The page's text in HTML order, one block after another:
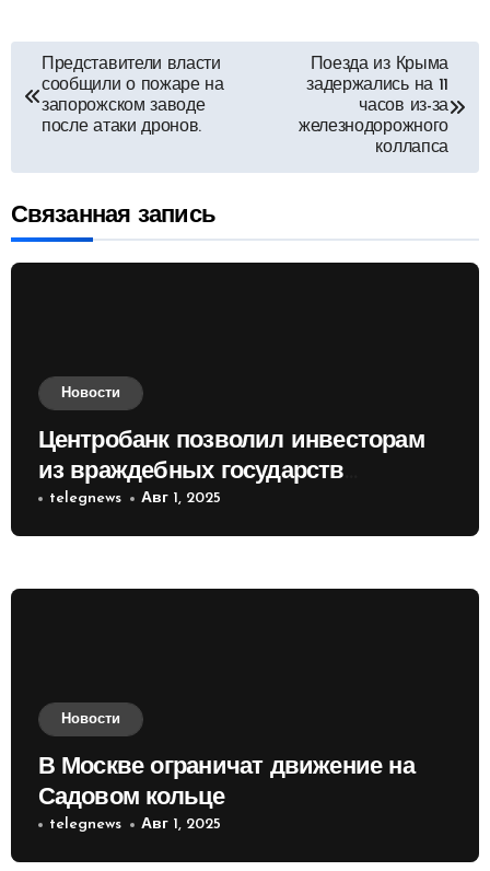
Навигация
по
Представители власти
сообщили о пожаре на
запорожском заводе
после атаки дронов.
Поезда из Крыма
задержались на 11
часов из-за
железнодорожного
коллапса
Связанная запись
Новости
Центробанк позволил инвесторам
из враждебных государств
приобретать валюту
telegnews Авг 1, 2025
Новости
В Москве ограничат движение на
Садовом кольце
telegnews Авг 1, 2025